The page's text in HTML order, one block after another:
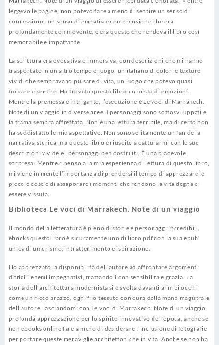
leggevo le pagine, non potevo fare a meno di sentire un senso di
connessione, un senso di empatia e comprensione che era
profondamente commovente, e era questo che rendeva il libro così
memorabile e impattante.
La scrittura era evocativa e immersiva, con descrizioni che mi hanno
trasportato in un altro tempo e luogo, un italiano di colori e texture
vividi che sembravano pulsare di vita, un luogo che potevo quasi
toccare e sentire. Ho trovato questo libro un misto di emozioni.
Mentre la premessa è intrigante, l’esecuzione è Le voci di Marrakech.
Note di un viaggio in diverse aree. I personaggi sono sottosviluppati e
la trama sembra affrettata. Non è una lettura terribile, ma di certo non
ha soddisfatto le mie aspettative. Non sono solitamente un fan della
narrativa storica, ma questo libro è riuscito a catturarmi con le sue
descrizioni vivide e i personaggi ben costruiti. È una piacevole
sorpresa. Mentre ripenso alla mia esperienza di lettura di questo libro,
mi viene in mente l’importanza di prendersi il tempo di apprezzare le
piccole cose e di assaporare i momenti che rendono la vita degna di
essere vissuta.
Biblioteca Le voci di Marrakech. Note di un viaggio
Il mondo della letteratura è pieno di storie e personaggi incredibili,
ebooks questo libro è sicuramente uno di libro pdf con la sua epub
unica di umorismo, intrattenimento e ispirazione.
Ho apprezzato la disponibilità dell’autore ad affrontare argomenti
difficili e temi impegnativi, trattandoli con sensibilità e grazia. La
storia dell’architettura modernista si è svolta davanti ai miei occhi
come un ricco arazzo, ogni filo tessuto con cura dalla mano magistrale
dell’autore, lasciandomi con Le voci di Marrakech. Note di un viaggio
profonda apprezzazione per lo spirito innovativo dell’epoca, anche se
non ebooks online fare a meno di desiderare l’inclusione di fotografie
per portare queste meraviglie architettoniche in vita. Anche se non ha